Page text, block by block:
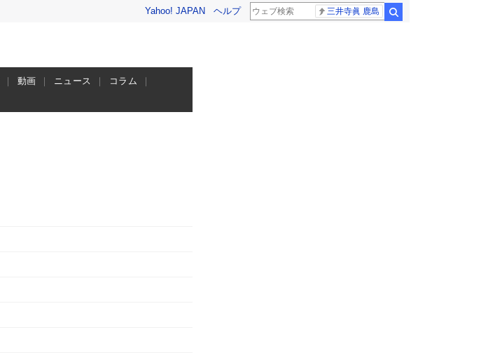
Yahoo! JAPAN ヘルプ 三井寺眞 鹿島
動画 ニュース
コラム